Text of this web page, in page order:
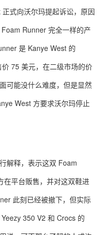
式向沃尔玛提起诉讼，原因
Runner 完全一样的产
是 Kanye West 的
75 美元，在二级市场的价
可能没什么难度，但是显然
West 方要求沃尔玛停止
解释，表示这双 Foam
在平台贩售，并对这双鞋进
此刻已经被撤下，但实际
350 V2 和 Crocs 的